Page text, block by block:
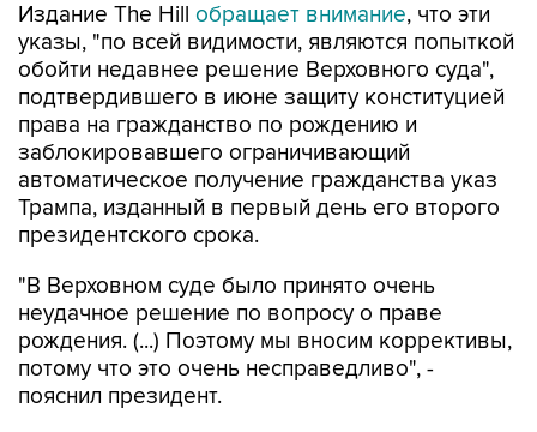
Издание The Hill обращает внимание, что эти
указы, "по всей видимости, являются попыткой
обойти недавнее решение Верховного суда",
подтвердившего в июне защиту конституцией
права на гражданство по рождению и
заблокировавшего ограничивающий
автоматическое получение гражданства указ
Трампа, изданный в первый день его второго
президентского срока.
"В Верховном суде было принято очень
неудачное решение по вопросу о праве
рождения. (...) Поэтому мы вносим коррективы,
потому что это очень несправедливо", -
пояснил президент.